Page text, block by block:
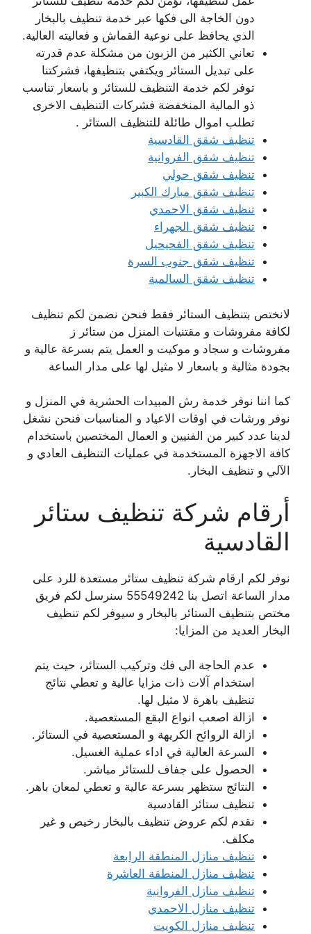
دون الخاجة الى فكها عبر خدمة تنظيف بالبخار
الذي يحافظ على نوعية القماش و فعاليته العالية.
تعاني الكثير من الزبون من مشكلة عدم قدرته
على تبديل الستائر ويكتفي بتنظيفها، فشركتنا
توفر لكم خدمة التنظيف للستائر و باسعار تناسب
ذو المالية المنخفضة فشركات التنظيف الاخرى
تطلب اموال طائلة للتنظيف الستائر .
تنظيف شقق القادسية
تنظيف شقق الفروانية
تنظيف شقق حولي
تنظيف شقق مبارك الكبير
تنظيف شقق الاحمدي
تنظيف شقق الجهراء
تنظيف شقق الفحيحيل
تنظيف شقق جنوب السرة
تنظيف شقق السالمية
لانختص بتنظيف الستائر فقط فنحن نضمن لكم تنظيف
لكافة مفروشات و مقتنيات المنزل من ستائر ز
مفروشات و سجاد و موكيت و العمل يتم بسرعة عالية و
بجودة مثالية و باسعار لا مثيل لها على مدار الساعة
كما اننا نوفر خدمة رش المبيدات الحشرية في المنزل و
نوفر ورشات في اوقات الاعياد و المناسبات فنحن نشغل
لدينا عدد كبير من الفنيين و العمال المختصين باستخدام
كافة الاجهزة المستخدمة في عمليات التنظيف العادي و
الآلي و تنظيف البخار.
أرقام شركة تنظيف ستائر
القادسية
نوفر لكم ارقام شركة تنظيف ستائر مستعدة للرد على
مدار الساعة اتصل بنا 55549242 سنرسل لكم فريق
مختص بتنظيف الستائر بالبخار و سيوفر لكم تنظيف
البخار العديد من المزايا:
عدم الحاجة الى فك وتركيب الستائر، حيث يتم
استخدام آلات ذات مزايا عالية و تعطي نتائج
تنظيف باهرة لا مثيل لها.
ازالة اصعب انواع البقع المستعصية.
ازالة الروائح الكريهة و المستعصية في الستائر.
السرعة العالية في اداء عملية الغسيل.
الحصول على جفاف للستائر مباشر.
النتائج ستظهر بسرعة عالية و تعطي لمعان باهر.
تنظيف ستائر القادسية
نقدم لكم عروض تنظيف بالبخار رخيص و غير
مكلف.
تنظيف منازل المنطقة الرابعة
تنظيف منازل المنطقة العاشرة
تنظيف منازل الفروانية
تنظيف منازل الاحمدي
تنظيف منازل الكويت